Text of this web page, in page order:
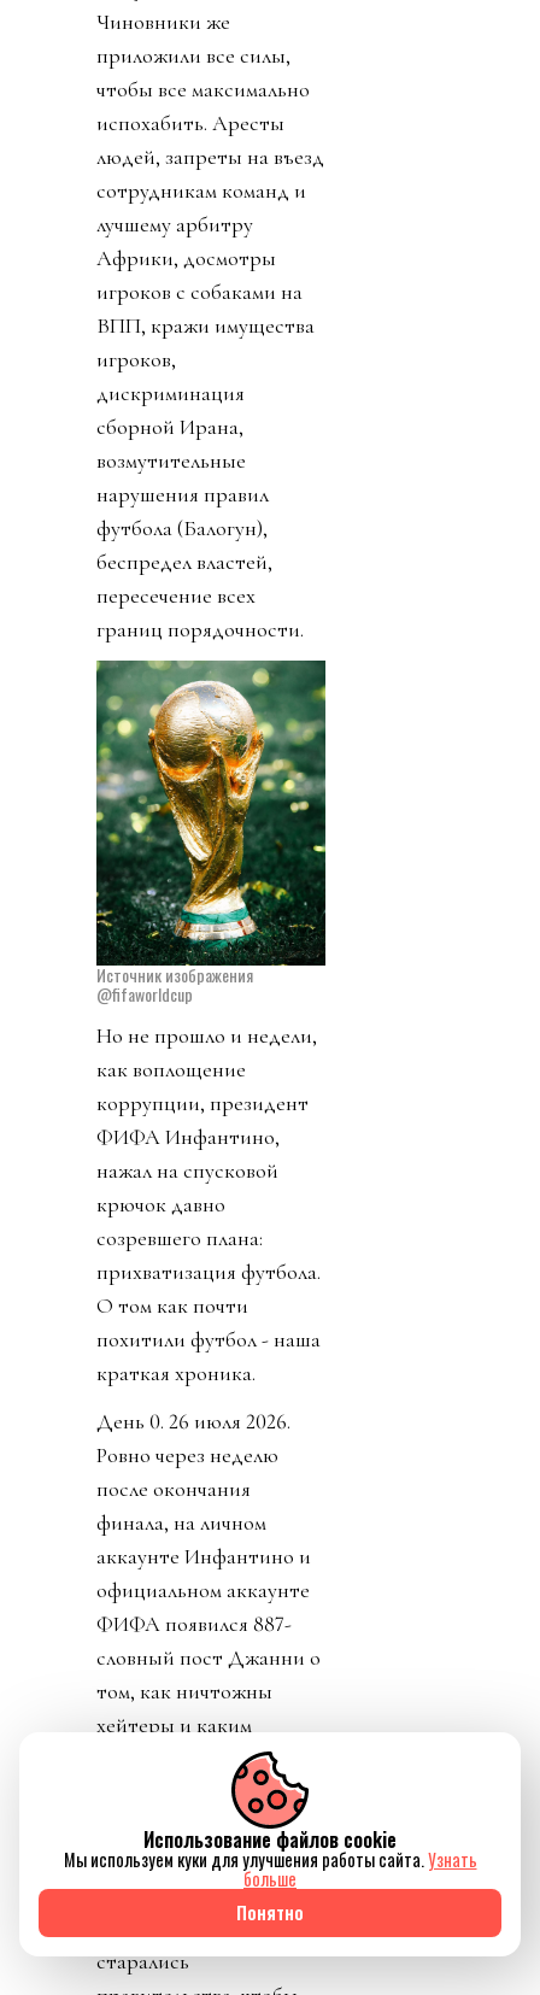
Чиновники же
приложили все силы,
чтобы все максимально
испохабить. Аресты
людей, запреты на въезд
сотрудникам команд и
лучшему арбитру
Африки, досмотры
игроков с собаками на
ВПП, кражи имущества
игроков,
дискриминация
сборной Ирана,
возмутительные
нарушения правил
футбола (Балогун),
беспредел властей,
пересечение всех
границ порядочности.
Источник изображения
@fifaworldcup
Но не прошло и недели,
как воплощение
коррупции, президент
ФИФА Инфантино,
нажал на спусковой
крючок давно
созревшего плана:
прихватизация футбола.
О том как почти
похитили футбол - наша
краткая хроника.
День 0. 26 июля 2026.
Ровно через неделю
после окончания
финала, на личном
аккаунте Инфантино и
официальном аккаунте
ФИФА появился 887-
словный пост Джанни о
том, как ничтожны
хейтеры и каким
прекрасным был
турнир. Как не было
насилия, издевательств
ментов, как фифа нации
помирила (возможно,
Иран и США) и как
старались
Использование файлов cookie
Мы используем куки для улучшения работы сайта.Узнать
больше
Понятно